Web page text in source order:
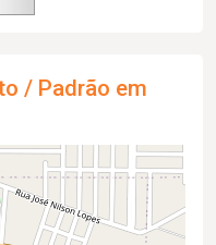
/ Padrão em